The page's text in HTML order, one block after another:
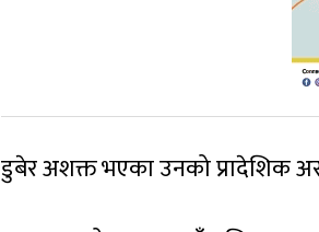
डुबेर अशक्त भएका उनको प्रादेशिक